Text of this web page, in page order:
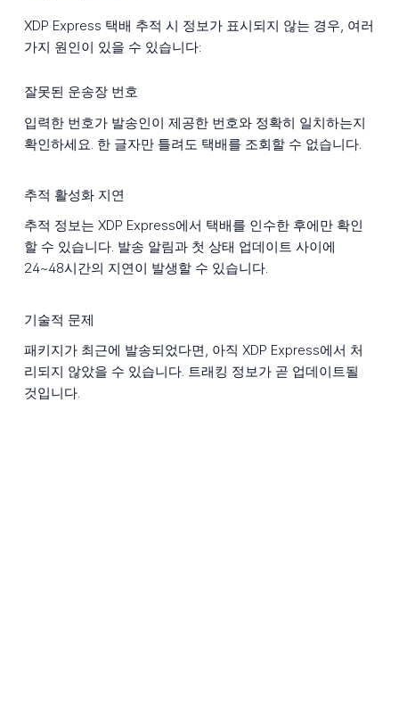
XDP Express 택배 추적 시 정보가 표시되지 않는 경우, 여러
가지 원인이 있을 수 있습니다:
잘못된 운송장 번호
입력한 번호가 발송인이 제공한 번호와 정확히 일치하는지
확인하세요. 한 글자만 틀려도 택배를 조회할 수 없습니다.
추적 활성화 지연
추적 정보는 XDP Express에서 택배를 인수한 후에만 확인
할 수 있습니다. 발송 알림과 첫 상태 업데이트 사이에
24~48시간의 지연이 발생할 수 있습니다.
기술적 문제
패키지가 최근에 발송되었다면, 아직 XDP Express에서 처
리되지 않았을 수 있습니다. 트래킹 정보가 곧 업데이트될
것입니다.